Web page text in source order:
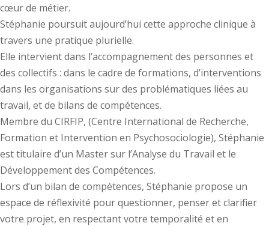
cœur de métier.
Stéphanie poursuit aujourd’hui cette approche clinique à
travers une pratique plurielle.
Elle intervient dans l’accompagnement des personnes et
des collectifs : dans le cadre de formations, d’interventions
dans les organisations sur des problématiques liées au
travail, et de bilans de compétences.
Membre du CIRFIP, (Centre International de Recherche,
Formation et Intervention en Psychosociologie), Stéphanie
est titulaire d’un Master sur l’Analyse du Travail et le
Développement des Compétences.
Lors d’un bilan de compétences, Stéphanie propose un
espace de réflexivité pour questionner, penser et clarifier
votre projet, en respectant votre temporalité et en